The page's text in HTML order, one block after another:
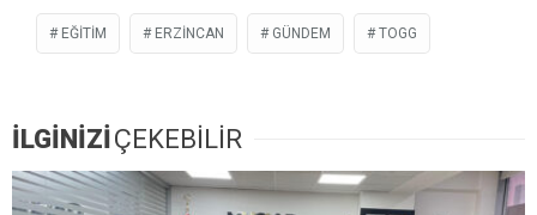
EĞITIM ERZİNCAN GÜNDEM TOGG
İLGİNİZİÇEKEBİLİR